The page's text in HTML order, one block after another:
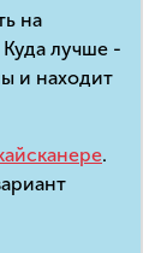
на
лучше -
и находит
.